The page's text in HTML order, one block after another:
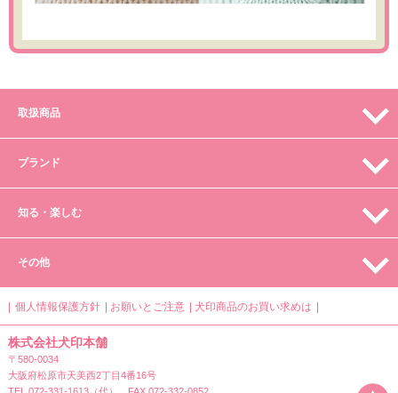
取扱商品
ブランド
知る・楽しむ
その他
個人情報保護方針 お願いとご注意 犬印商品のお買い求めは
株式会社犬印本舗
〒580-0034
大阪府松原市天美西2丁目4番16号